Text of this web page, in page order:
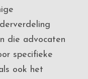
die advocaten
specifieke
ook het